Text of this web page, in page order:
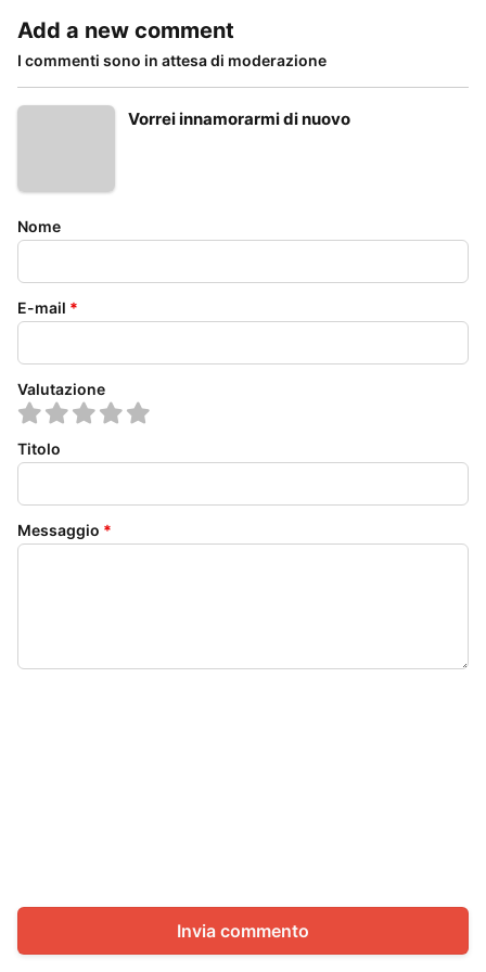
Add a new comment
I commenti sono in attesa di moderazione
Vorrei innamorarmi di nuovo
Nome
E-mail *
Valutazione
Titolo
Messaggio *
Invia commento